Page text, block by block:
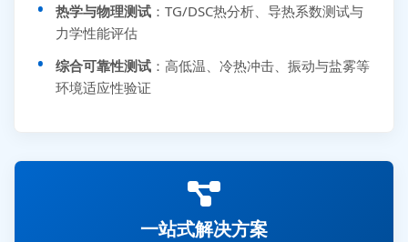
热学与物理测试 ：TG/DSC热分析、导热系数测试与
力学性能评估
综合可靠性测试 ：高低温、冷热冲击、振动与盐雾等
环境适应性验证
一站式解决方案